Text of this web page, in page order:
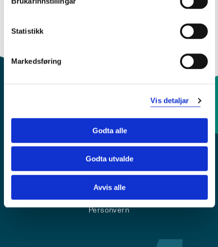
Statistikk
Markedsføring
Vis detaljar
Godta alle
Godta utvalde
Avvis alle
Krise- og beredskapsnummer
Tilgjengelegheitserklæring
Personvern